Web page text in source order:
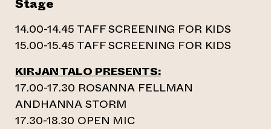
Stage
14.00-14.45 TAFF SCREENING FOR KIDS
15.00-15.45 TAFF SCREENING FOR KIDS
KIRJAN TALO PRESENTS:
17.00-17.30 ROSANNA FELLMAN
ANDHANNA STORM
17.30-18.30 OPEN MIC